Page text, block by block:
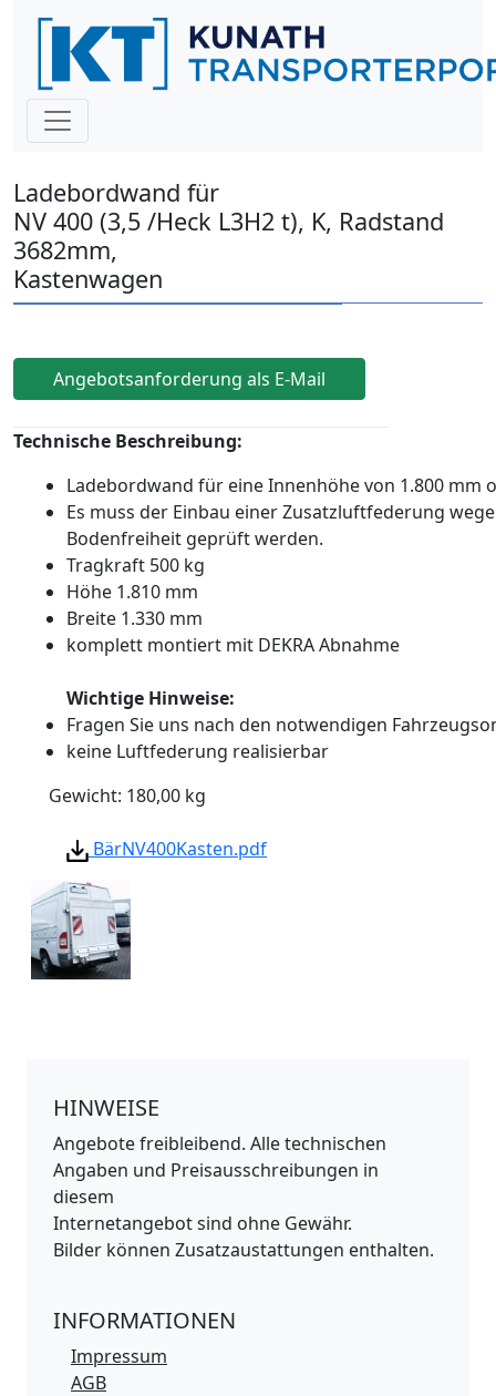
Ladebordwand für
NV 400 (3,5 /Heck L3H2 t), K, Radstand
3682mm,
Kastenwagen
Angebotsanforderung als E-Mail
Technische Beschreibung:
Ladebordwand für eine Innenhöhe von 1.800 mm
Es muss der Einbau einer Zusatzluftfederung
Bodenfreiheit geprüft werden.
Tragkraft 500 kg
Höhe 1.810 mm
Breite 1.330 mm
komplett montiert mit DEKRA Abnahme
Wichtige Hinweise:
Fragen Sie uns nach den notwendigen
keine Luftfederung realisierbar
Gewicht: 180,00 kg
BärNV400Kasten.pdf
HINWEISE
Angebote freibleibend. Alle technischen
Angaben und Preisausschreibungen in
diesem
Internetangebot sind ohne Gewähr.
Bilder können Zusatzaustattungen enthalten.
INFORMATIONEN
Impressum
AGB